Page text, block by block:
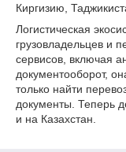
Киргизию,
Логистическая
грузовладельцев и
сервисов, включая
документооборот,
только найти
документы. Теперь
и на Казахстан.